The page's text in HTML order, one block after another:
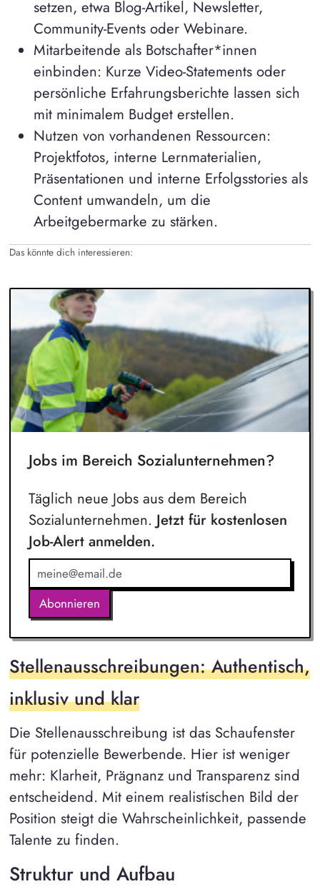
setzen, etwa Blog-Artikel, Newsletter,
Community-Events oder Webinare.
Mitarbeitende als Botschafter*innen
einbinden: Kurze Video-Statements oder
persönliche Erfahrungsberichte lassen sich
mit minimalem Budget erstellen.
Nutzen von vorhandenen Ressourcen:
Projektfotos, interne Lernmaterialien,
Präsentationen und interne Erfolgsstories als
Content umwandeln, um die
Arbeitgebermarke zu stärken.
Das könnte dich interessieren:
Jobs im Bereich Sozialunternehmen?
Täglich neue Jobs aus dem Bereich
Sozialunternehmen. Jetzt für kostenlosen
Job-Alert anmelden.
Abonnieren
Stellenausschreibungen: Authentisch,
inklusiv und klar
Die Stellenausschreibung ist das Schaufenster
für potenzielle Bewerbende. Hier ist weniger
mehr: Klarheit, Prägnanz und Transparenz sind
entscheidend. Mit einem realistischen Bild der
Position steigt die Wahrscheinlichkeit, passende
Talente zu finden.
Struktur und Aufbau